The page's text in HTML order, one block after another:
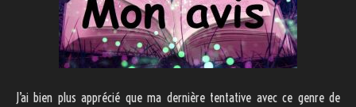
J’ai bien plus apprécié que ma dernière tentative avec ce genre de